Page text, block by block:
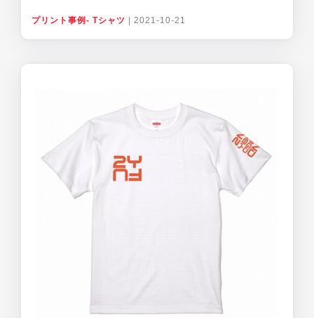
プリント事例- Tシャツ 2021-10-21